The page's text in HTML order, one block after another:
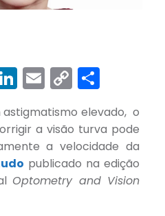
LinkedIn
Email
Copy
Link
Share
elevado, o
a visão turva pode
a velocidade da
publicado na edição
Optometry and Vision